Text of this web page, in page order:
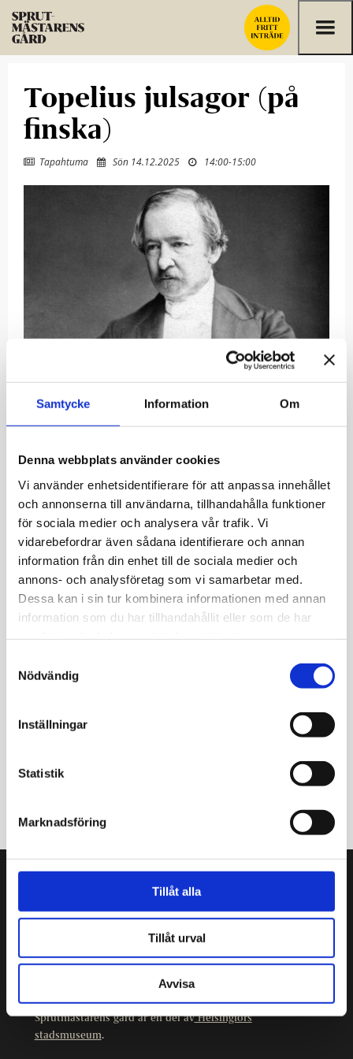
Samtycke Information Om
Denna webbplats använder cookies
Vi använder enhetsidentifierare för att anpassa innehållet
och annonserna till användarna, tillhandahålla funktioner
för sociala medier och analysera vår trafik. Vi
vidarebefordrar även sådana identifierare och annan
information från din enhet till de sociala medier och
annons- och analysföretag som vi samarbetar med.
Dessa kan i sin tur kombinera informationen med annan
information som du har tillhandahållit eller som de har
Nödvändig
Inställningar
Statistik
Marknadsföring
Tillåt alla
Tillåt urval
Avvisa
Topelius julsagor (på
finska)
 Tapahtuma  Sön 14.12.2025  14:00-15:00
Den mest produktive och mångsidige författaren i
sagofarbror, vars berättelser har fascinerat barn i
över ett och ett halvt sekel. Några av Topelius mest
älskade sagor utspelar sig i jul- och vinterlandskap,
och dem läser vi högt i Sprutmästarens gård (på
finska).
Foto: C. A. Hårdh / Helsingfors stadsmuseum
 Publicerad:18.11.2025
Kristiansgatan 12
Sprutmästarens gård är en del avHelsingfors
stadsmuseum.